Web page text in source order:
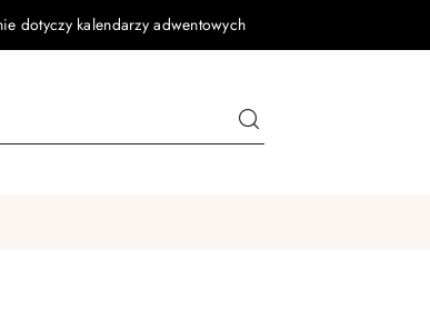
dotyczy kalendarzy adwentowych